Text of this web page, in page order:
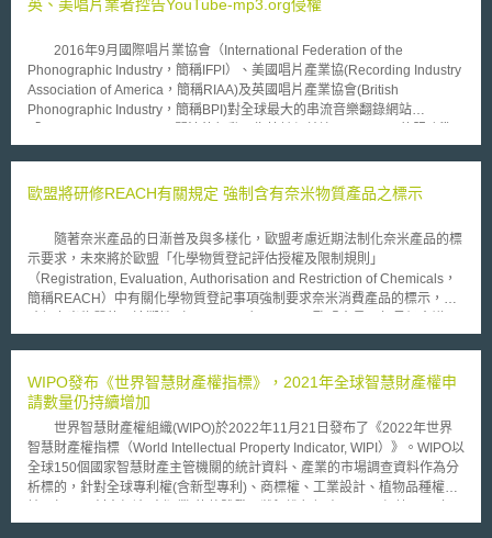
英、美唱片業者控告YouTube-mp3.org侵權
2016年9月國際唱片業協會（International Federation of the
Phonographic Industry，簡稱IFPI）、美國唱片產業協(Recording Industry
Association of America，簡稱RIAA)及英國唱片產業協會(British
Phonographic Industry，簡稱BPI)對全球最大的串流音樂翻錄網站
則，且侵害音樂著作權。目前該案件由美國加州聯邦法院審理。
該網站(YouTube-mp3.org)複製貼上原YouTube的音樂影片網址，即能將其
的廣告收入，卻未支付任何金錢報酬給音樂家或著作權權利持有人，因此控
告YouTube-mp3. org及該站負責人Philip Matesanz侵害著作權。BPI則表
示，使用者得透過各種串流服務存取合法音樂，若對此非法轉載音樂的業者
或行為不提出法律行動，將會影響合法的音樂串流服務。 另一方面，
德國聯邦部門(German Federal Ministry ) 早在2011年時曾認定，從
（Electronic Frontier Foundation，簡稱EFF）對於英美唱片業協會要求法
人修訂刪除網站的權力。
歐盟將研修REACH有關規定 強制含有奈米物質產品之標示
隨著奈米產品的日漸普及與多樣化，歐盟考慮近期法制化奈米產品的標
示要求，未來將於歐盟「化學物質登記評估授權及限制規則」
（Registration, Evaluation, Authorisation and Restriction of Chemicals，
簡稱REACH）中有關化學物質登記事項強制要求奈米消費產品的標示，以
歐盟理事會（The Council of the European Union，亦以拉丁文簡稱
穩定性自2007年起採三國為一組的方式輪值擔任主席國（trio
presidencies），每一國負責六個月的期間，主席國扮演推動立法與政策決
定的推手角色並負責歐盟會員國共識的達成，2010年7至12月由比利時擔任
歐盟理事會的主席。有關奈米物質產品管理政策，可由日前比利時氣候與能
源部長並負責消費者與環境保護的Paul Magnette公開表示的談話中窺見未
來歐盟法規調整的大方向：「奈米物質逐漸普及於消費產品與各種日常用
品，但是我們對奈米物質的了解卻很匱乏。雖然對於在歐盟日益增加的奈米
WIPO發布《世界智慧財產權指標》，2021年全球智慧財產權申
請數量仍持續增加
世界智慧財產權組織(WIPO)於2022年11月21日發布了《2022年世界
智慧財產權指標（World Intellectual Property Indicator, WIPI）》。WIPO以
全球150個國家智慧財產主管機關的統計資料、產業的市場調查資料作為分
析標的，針對全球專利權(含新型專利)、商標權、工業設計、植物品種權、
的分析結果顯示，與過往經濟衰退期間的歷史經驗不同，在COVID-19疫情